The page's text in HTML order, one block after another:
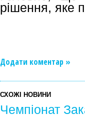
рішення, яке
Додати коментар »
СХОЖІ НОВИНИ
Чемпіонат